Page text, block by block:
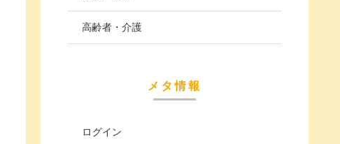
高齢者・介護
メタ情報
ログイン